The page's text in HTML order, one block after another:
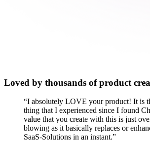
Loved by thousands of product
“I absolutely LOVE your product! It is
thing that I experienced since I found
value that you create with this is just
blowing as it basically replaces or
SaaS-Solutions in an instant.”